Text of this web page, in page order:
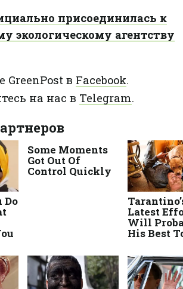
присоединилась к
экологическому агентству
GreenPost в Facebook.
на нас в Telegram.